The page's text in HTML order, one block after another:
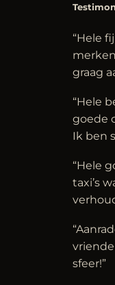
“Hele
graag
“Hele
goede
Ik ben
“Hele
taxi’s
sfeer!”